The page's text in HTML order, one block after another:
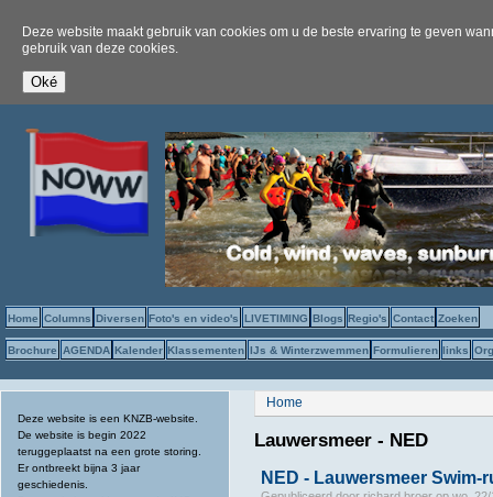
Deze website maakt gebruik van cookies om u de beste ervaring te geven
gebruik van deze cookies.
Home Columns Diversen Foto's en video's LIVETIMING Blogs Regio's Contact Zoeken
Brochure AGENDA Kalender Klassementen IJs & Winterzwemmen Formulieren links
Deze website is een KNZB-website.
De website is begin 2022
teruggeplaatst na een grote storing.
Er ontbreekt bijna 3 jaar
geschiedenis.
U bent hier
Home
Lauwersmeer - NED
NED - Lauwersmeer Swim-